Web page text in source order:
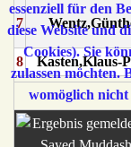
7
8 Kasten,Klaus-
essenziell für den
diese Website und
Cookies). Sie
zulassen möchten.
womöglich